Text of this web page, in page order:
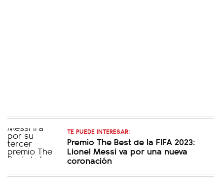
TE PUEDE INTERESAR:
Premio The Best de la FIFA 2023:
Lionel Messi va por una nueva
coronación